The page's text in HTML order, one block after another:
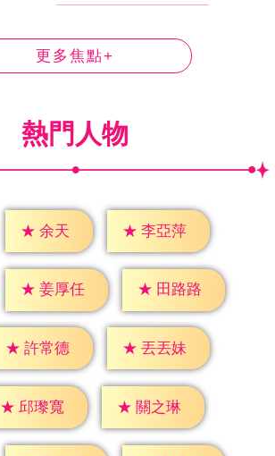
更多焦點+
熱門人物
★ 余天 ★ 李亞萍
★ 姜厚任 ★ 田路路
★ 許常德 ★ 丟丟妹
★ 邱瓈寬 ★ 關之琳